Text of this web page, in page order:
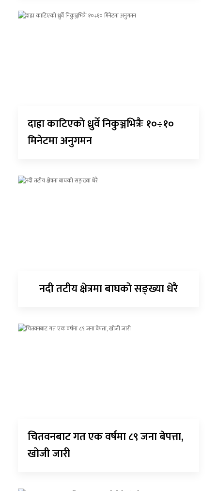
दाह्रा काटिएको ध्रुर्वे निकुञ्जभित्रैः १०÷१०
मिनेटमा अनुगमन
नदी तटीय क्षेत्रमा बाघको सङ्ख्या धेरै
चितवनबाट गत एक वर्षमा ८९ जना बेपत्ता,
खोजी जारी